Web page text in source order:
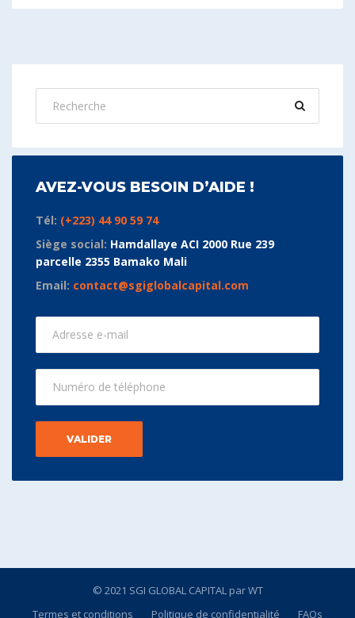
AVEZ-VOUS BESOIN D’AIDE !
Tél: (+223) 44 90 59 74
Siège social: Hamdallaye ACI 2000 Rue 239
parcelle 2355 Bamako Mali
Email: contact@sgiglobalcapital.com
© 2021 SGI GLOBAL CAPITAL par WT
Termes et conditions
Politique de confidentialité FAQs